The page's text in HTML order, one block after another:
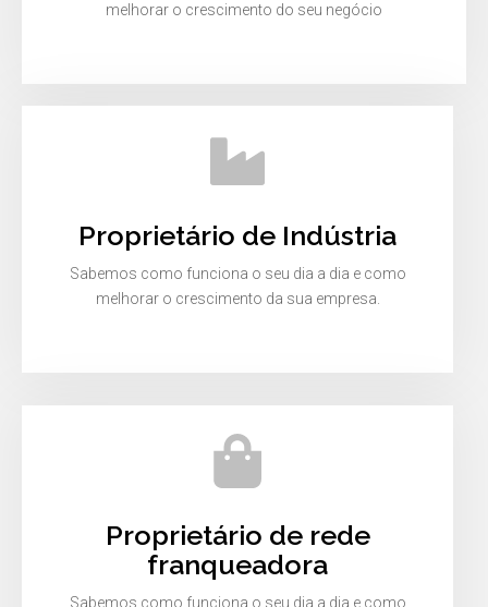
melhorar o crescimento do seu negócio
Proprietário de Indústria
Sabemos como funciona o seu dia a dia e como
melhorar o crescimento da sua empresa.
Proprietário de rede
franqueadora
Sabemos como funciona o seu dia a dia e como